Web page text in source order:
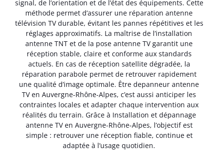
signal, de l’orientation et de l’état des équipements. Cette
méthode permet d’assurer une réparation antenne
télévision TV durable, évitant les pannes répétitives et les
réglages approximatifs. La maîtrise de l’installation
antenne TNT et de la pose antenne TV garantit une
réception stable, claire et conforme aux standards
actuels. En cas de réception satellite dégradée, la
réparation parabole permet de retrouver rapidement
une qualité d’image optimale. Être depanneur antenne
TV en Auvergne-Rhône-Alpes, c’est aussi anticiper les
contraintes locales et adapter chaque intervention aux
réalités du terrain. Grâce à Installation et dépannage
antenne TV en Auvergne-Rhône-Alpes, l’objectif est
simple : retrouver une réception fiable, continue et
adaptée à l’usage quotidien.